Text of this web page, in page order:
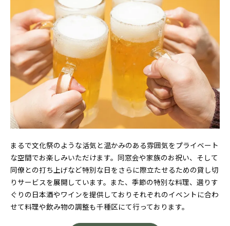
まるで文化祭のような活気と温かみのある雰囲気をプライベート
な空間でお楽しみいただけます。同窓会や家族のお祝い、そして
同僚との打ち上げなど特別な日をさらに際立たせるための貸し切
りサービスを展開しています。また、季節の特別な料理、選りす
ぐりの日本酒やワインを提供しておりそれぞれのイベントに合わ
せて料理や飲み物の調整も千種区にて行っております。